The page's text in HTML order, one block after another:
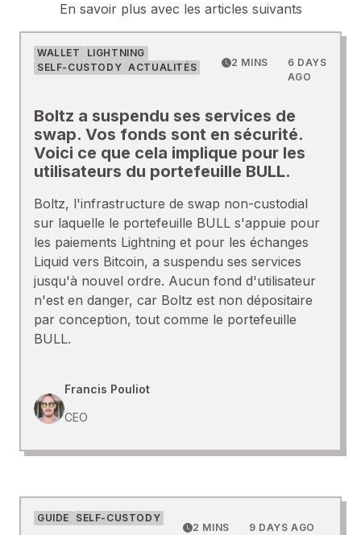
En savoir plus avec les articles suivants
WALLET
LIGHTNING
SELF-CUSTODY ACTUALITÉS 2 MINS
6 DAYS
AGO
Boltz a suspendu ses services de
swap. Vos fonds sont en sécurité.
Voici ce que cela implique pour les
utilisateurs du portefeuille BULL.
Boltz, l'infrastructure de swap non-custodial
sur laquelle le portefeuille BULL s'appuie pour
les paiements Lightning et pour les échanges
Liquid vers Bitcoin, a suspendu ses services
jusqu'à nouvel ordre. Aucun fond d'utilisateur
n'est en danger, car Boltz est non dépositaire
par conception, tout comme le portefeuille
BULL.
Francis Pouliot
CEO
GUIDE
SELF-CUSTODY
2 MINS
9 DAYS AGO